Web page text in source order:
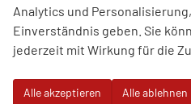
Analytics und
Einverständnis geben. Sie
jederzeit mit Wirkung für die
Alle akzeptieren Alle ablehnen